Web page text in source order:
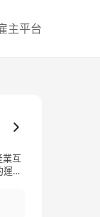
主平台
互
運
立